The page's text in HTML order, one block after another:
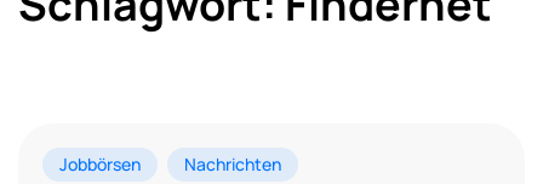
Jobbörsen Nachrichten